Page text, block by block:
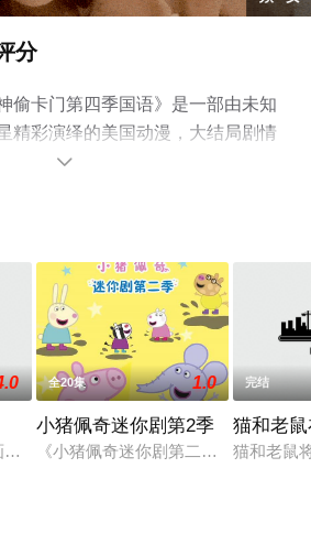
分
偷卡门第四季国语》是一部由未知
精彩演绎的美国动漫，大结局剧情
机免费观看高清无删减完整版动漫全
解。

集《未了之事》，拉斐尔·鲍勃-瓦克斯
全20集 1.0
小猪佩奇迷你剧第2季
《小猪佩奇迷你剧第二季》将延续
完结
猫和老
猫和老鼠